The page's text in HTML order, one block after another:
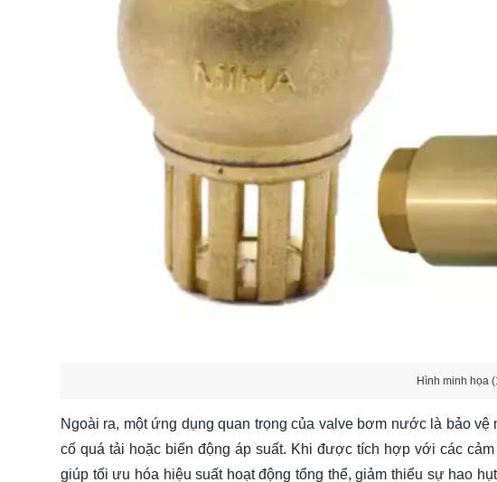
Hình minh họa
Ngoài ra, một ứng dụng quan trọng của valve bơm nước là bảo
cố quá tải hoặc biến động áp suất. Khi được tích hợp với các
giúp tối ưu hóa hiệu suất hoạt động tổng thể, giảm thiểu sự hao